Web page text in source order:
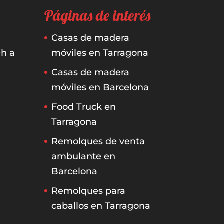
a
Páginas de interés
Casas de madera
móviles en Tarragona
Casas de madera
móviles en Barcelona
Food Truck en
Tarragona
Remolques de venta
ambulante en
Barcelona
Remolques para
caballos en Tarragona